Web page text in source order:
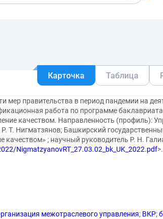
Карточка Таблица
мер правительства в период пандемии на
работа по программе
качеством. Направленность (профиль):
Т. Нигматзянов; Башкирский
качеством» ; научный руководитель Р. Н.
NigmatzyanovRT_27.03.02_bk_UK_2022.pdf
межотраслевого управления; ВКР;